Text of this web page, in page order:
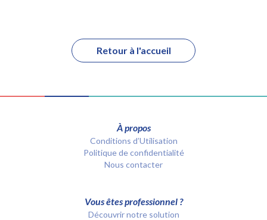
Retour à l'accueil
À propos
Conditions d’Utilisation
Politique de confidentialité
Nous contacter
Vous êtes professionnel ?
Découvrir notre solution